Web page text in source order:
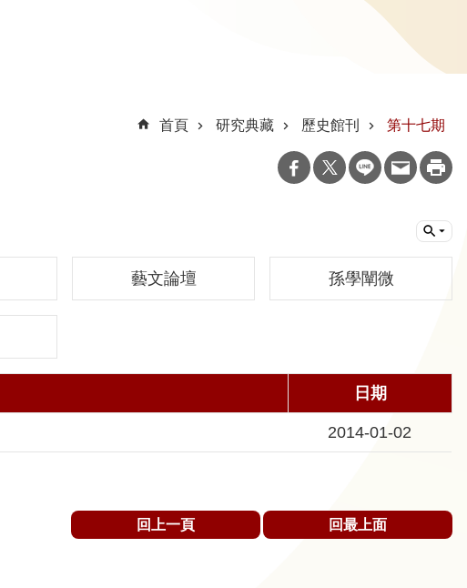
首頁 研究典藏 歷史館刊 第十七期
藝文論壇 孫學闡微
日期
2014-01-02
回上一頁 回最上面